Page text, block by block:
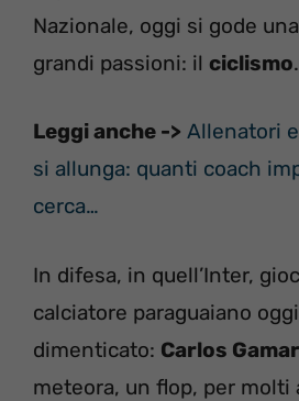
Nazionale, oggi si gode
grandi passioni: il ciclismo.
Leggi anche -> Allenatori
si allunga: quanti coach
cerca…
In difesa, in quell’Inter,
calciatore paraguaiano
dimenticato: Carlos
meteora, un flop, per molti